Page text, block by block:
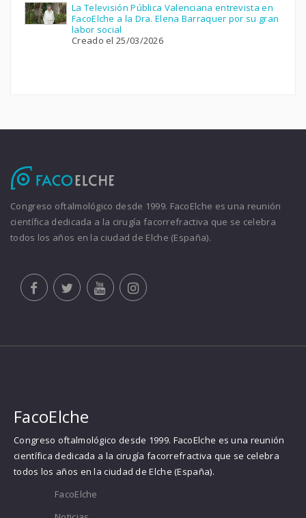
La Televisión Pública Valenciana entrevista en
FacoElche a la Dra. Elena Barraquer por su gran
labor social
Creado el 25/03/2026
Congreso oftalmológico desde 1999. FacoElche es una reunión
científica dedicada a la cirugía facorrefractiva que se celebra
todos los años en la ciudad de Elche (España).
FacoElche
Congreso oftalmológico desde 1999. FacoElche es una reunión
científica dedicada a la cirugía facorrefractiva que se celebra
todos los años en la ciudad de Elche (España).
FacoElche